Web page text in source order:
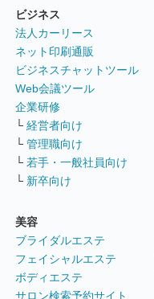
ビジネス
法人カーリース
ネット印刷通販
ビジネスチャットツール
Web会議ツール
企業研修
└ 経営者向け
└ 管理職向け
└ 若手・一般社員向け
└ 新卒向け
美容
ブライダルエステ
フェイシャルエステ
ボディエステ
サロン検索予約サイト